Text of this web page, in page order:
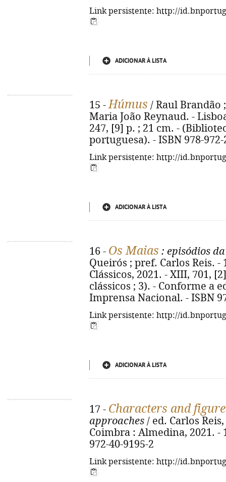
Link persistente: http://
ADICIONAR À LISTA
15 -Húmus / Raul Brandão
Maria João Reynaud. -
247, [9] p. ; 21 cm. -
portuguesa). - ISBN 978-972-
Link persistente: http://
ADICIONAR À LISTA
16 - Os Maias : episódios
Queirós ; pref. Carlos Reis. -
Clássicos, 2021. - XIII, 701,
clássicos ; 3). - Conforme a
Imprensa Nacional. - ISBN
Link persistente: http://
ADICIONAR À LISTA
17 - Characters and
approaches / ed. Carlos
Coimbra : Almedina, 2021. -
972-40-9195-2
Link persistente: http://